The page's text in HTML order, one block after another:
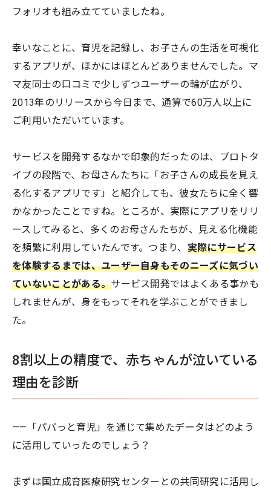
フォリオも組み立てていましたね。
幸いなことに、育児を記録し、お子さんの生活を可視化
するアプリが、ほかにはほとんどありませんでした。マ
マ友同士の口コミで少しずつユーザーの輪が広がり、
2013年のリリースから今日まで、通算で60万人以上に
ご利用いただいています。
サービスを開発するなかで印象的だったのは、プロトタ
イプの段階で、お母さんたちに「お子さんの成長を見え
る化するアプリです」と紹介しても、彼女たちに全く響
かなかったことですね。ところが、実際にアプリをリリ
ースしてみると、多くのお母さんたちが、見える化機能
を頻繁に利用していたんです。つまり、 実際にサービス
を体験するまでは、ユーザー自身もそのニーズに気づい
ていないことがある。サービス開発ではよくある事かも
しれませんが、身をもってそれを学ぶことができまし
た。
8割以上の精度で、赤ちゃんが泣いている
理由を診断
——「パパっと育児」を通じて集めたデータはどのよう
に活用していったのでしょう？
まずは国立成育医療研究センターとの共同研究に活用し